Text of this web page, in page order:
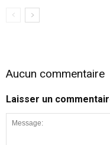
Aucun commentaire
Laisser un